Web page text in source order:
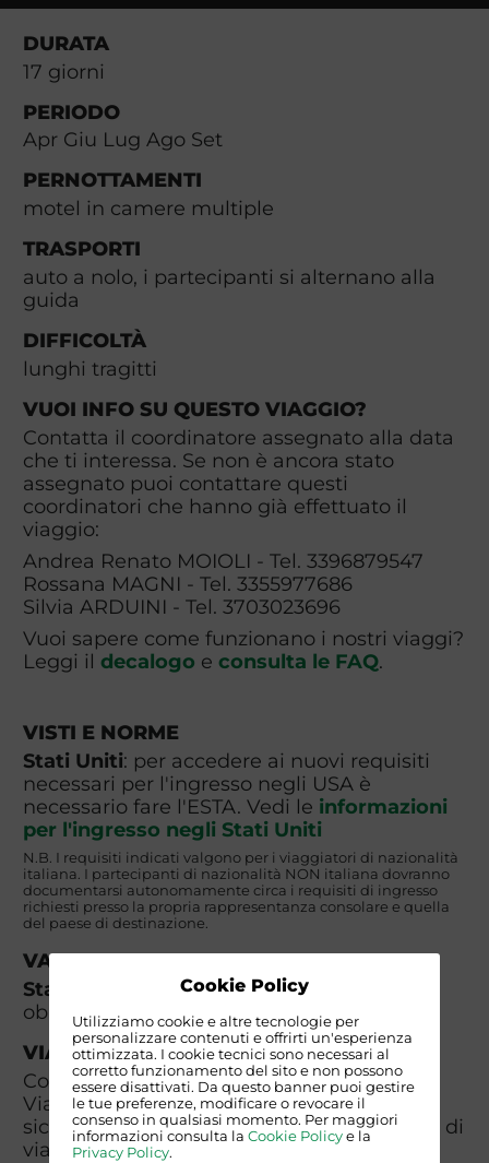
Cookie Policy
Utilizziamo cookie e altre tecnologie per
personalizzare contenuti e offrirti un'esperienza
ottimizzata. I cookie tecnici sono necessari al
corretto funzionamento del sito e non possono
essere disattivati. Da questo banner puoi gestire
le tue preferenze, modificare o revocare il
consenso in qualsiasi momento. Per maggiori
informazioni consulta la Cookie Policye la
Privacy Policy.
DURATA
17 giorni
PERIODO
Apr Giu Lug Ago Set
PERNOTTAMENTI
motel in camere multiple
TRASPORTI
auto a nolo, i partecipanti si alternano alla
guida
DIFFICOLTÀ
lunghi tragitti
VUOI INFO SU QUESTO VIAGGIO?
Contatta il coordinatore assegnato alla data
che ti interessa. Se non è ancora stato
assegnato puoi contattare questi
coordinatori che hanno già effettuato il
viaggio:
Andrea Renato MOIOLI - Tel. 3396879547
Rossana MAGNI - Tel. 3355977686
Silvia ARDUINI - Tel. 3703023696
Vuoi sapere come funzionano i nostri viaggi?
Leggi il decalogo e consulta le FAQ.
VISTI E NORME
Stati Uniti: per accedere ai nuovi requisiti
necessari per l'ingresso negli USA è
necessario fare l'ESTA. Vedi le informazioni
per l'ingresso negli Stati Uniti
N.B. I requisiti indicati valgono per i viaggiatori di nazionalità
italiana. I partecipanti di nazionalità NON italiana dovranno
documentarsi autonomamente circa i requisiti di ingresso
richiesti presso la propria rappresentanza consolare e quella
del paese di destinazione.
VACCINAZIONI
Stati Uniti:
non ci sono vaccinazioni
obbligatorie.
VIAGGIARE SICURI
Consulta il sito del Ministero Degli Esteri -
Viaggiare Sicuri per informazioni su
sicurezza, clima, meteo, sanità, documenti di
viaggio, visti e valuta.